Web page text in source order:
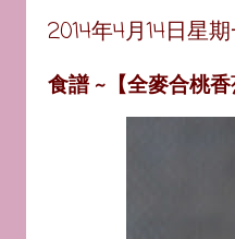
2014年4月14日星
食譜 ~【全麥合桃香